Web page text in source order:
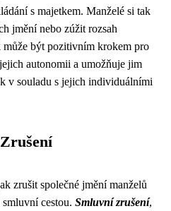
s majetkem. Manželé si tak
jmění nebo zúžit rozsah
může být pozitivním krokem pro
autonomii a umožňuje jim
v souladu s jejich individuálními
zrušit společné jmění manželů
cestou. Smluvní zrušení,